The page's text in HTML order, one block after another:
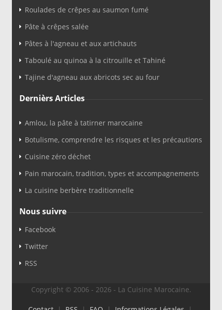
Roulades de crêpes au saumon fumé
Pâte à crêpes salée
Pâtes à l'agneau et aux artichauts
Taboulé au quinoa à la citrouille et Tahiné
Tajine d'agneau aux abricots sec au four
Dernièrs Articles
Amlou, la pâte à tatirner marocaine
Botulisme, comprendre les risques et les précautions
Cuisine zéro déchet
Pain marocain, tradition, types et accompagnements
La cuisine berbère traditionnelle
Nous suivre
Facebook
Twitter
RSS
Copyright © 2006 - 2026 - La Cuisine Marocaine.